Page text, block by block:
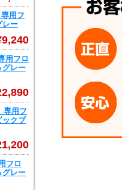
用フ
レー
用フロ
グレー
専用フ
ックブ
フロ
グレー